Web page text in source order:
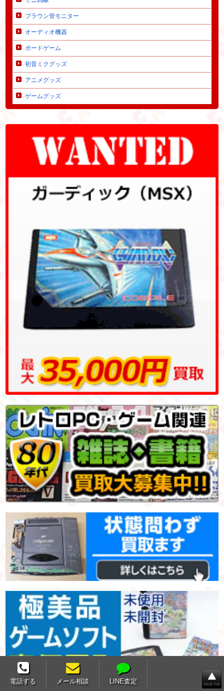
ブラウン管モニター
オーディオ機器
ボードゲーム
初音ミクグッズ
アニメグッズ
ゲームグッズ
電話する メール相談 LINE査定